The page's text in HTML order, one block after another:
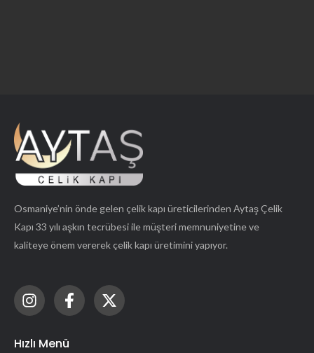
Osmaniye’nin önde gelen çelik kapı üreticilerinden Aytaş Çelik
Kapı 33 yılı aşkın tecrübesi ile müşteri memnuniyetine ve
kaliteye önem vererek çelik kapı üretimini yapıyor.
Hızlı Menü